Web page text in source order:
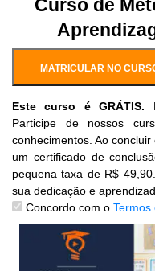
Curso de
MATRICULAR NO
Este curso é GRÁTIS.
Participe de nossos
conhecimentos. Ao
um certificado de
pequena taxa de R$
sua dedicação e
Concordo com o Termos